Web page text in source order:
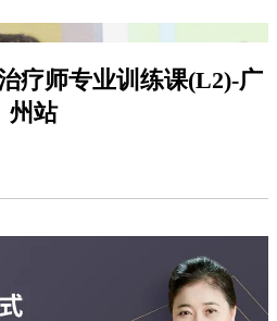
疗师专业训练课(L2)-广
州站